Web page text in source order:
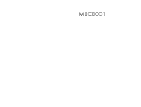
MIJC8001